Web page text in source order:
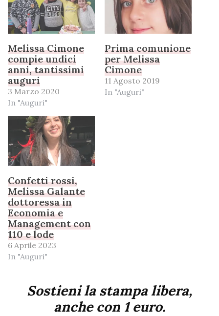
Melissa Cimone
compie undici
anni, tantissimi
auguri
3 Marzo 2020
In "Auguri"
Prima comunione
per Melissa
Cimone
11 Agosto 2019
In "Auguri"
Confetti rossi,
Melissa Galante
dottoressa in
Economia e
Management con
110 e lode
6 Aprile 2023
In "Auguri"
Sostieni la stampa libera,
anche con 1 euro.